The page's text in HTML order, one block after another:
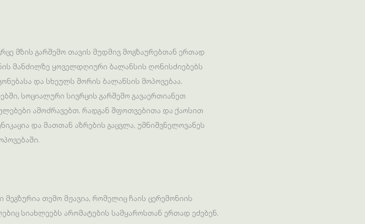
მზის გარშემო თავის მუდმივ მოგზაურებთან ერთად
მანძილზე ყოველდღიური ბალანსის ღონისძიებებს
და სხეულს შორის ბალანსის მოპოვებაა.
სოციალური სივრცის გარშემო გავაერთიანეთ
ამოძრავებთ. რადგან შფოთვებითა და ქაოსით
და მათთან აზრების გაცვლა, უმნიშვნელოვანეს
თემო მჟავია, რომელიც ჩაის ცერემონიის
სიახლეებს არომატების სამყაროსთან ერთად ეძებენ.